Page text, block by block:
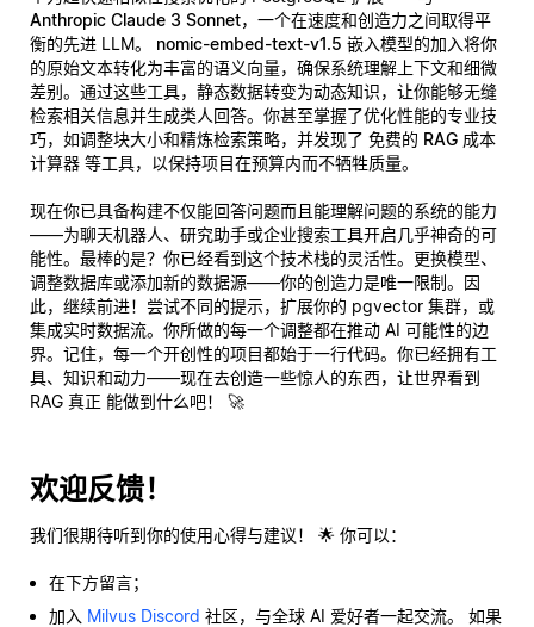
Anthropic Claude 3 Sonnet，一个在速度和创造力之间取得平
衡的先进 LLM。 nomic-embed-text-v1.5 嵌入模型的加入将你
的原始文本转化为丰富的语义向量，确保系统理解上下文和细微
差别。通过这些工具，静态数据转变为动态知识，让你能够无缝
检索相关信息并生成类人回答。你甚至掌握了优化性能的专业技
巧，如调整块大小和精炼检索策略，并发现了 免费的 RAG 成本
计算器 等工具，以保持项目在预算内而不牺牲质量。
现在你已具备构建不仅能回答问题而且能理解问题的系统的能力
——为聊天机器人、研究助手或企业搜索工具开启几乎神奇的可
能性。最棒的是？你已经看到这个技术栈的灵活性。更换模型、
调整数据库或添加新的数据源——你的创造力是唯一限制。因
此，继续前进！尝试不同的提示，扩展你的 pgvector 集群，或
集成实时数据流。你所做的每一个调整都在推动 AI 可能性的边
界。记住，每一个开创性的项目都始于一行代码。你已经拥有工
具、知识和动力——现在去创造一些惊人的东西，让世界看到
RAG 真正 能做到什么吧！ 🚀
欢迎反馈！
我们很期待听到你的使用心得与建议！ 🌟 你可以：
在下方留言；
加入 Milvus Discord 社区，与全球 AI 爱好者一起交流。 如果